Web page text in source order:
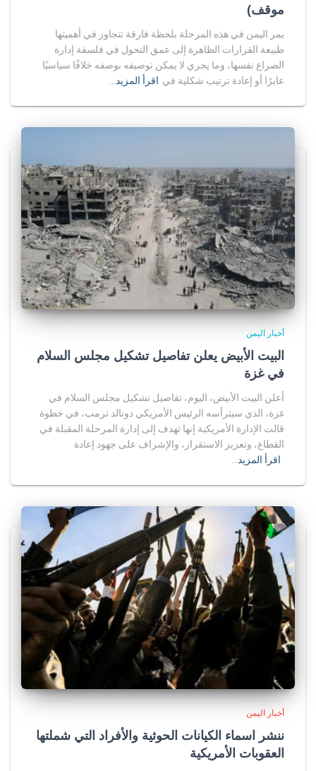
موقف)
يمر اليمن في هذه المرحلة بلحظة فارقة تتجاوز في أهميتها
طبيعة القرارات الظاهرة إلى عمق التحول في فلسفة إدارة
الصراع نفسها، وما يجري لا يمكن توصيفه بوصفه خلافًا سياسيًا
عابرًا أو إعادة ترتيب شكلية في اقرأ المزيد…
أخبار اليمن
البيت الأبيض يعلن تفاصيل تشكيل مجلس السلام
في غزة
أعلن البيت الأبيض، اليوم، تفاصيل تشكيل مجلس السلام في
غزة، الذي سيترأسه الرئيس الأمريكي دونالد ترمب، في خطوة
قالت الإدارة الأمريكية إنها تهدف إلى إدارة المرحلة المقبلة في
القطاع، وتعزيز الاستقرار، والإشراف على جهود إعادة
اقرأ المزيد…
أخبار اليمن
ننشر اسماء الكيانات الحوثية والأفراد التي شملتها
العقوبات الأمريكية